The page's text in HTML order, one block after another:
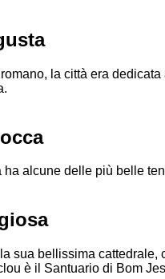
la città era
ha alcune delle più belle
sua bellissima
è il Santuario di Bom